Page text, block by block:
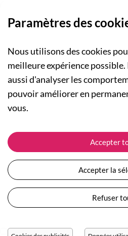
A PROPOS
Qui sommes-nous ?
Actualités
Nos engagements
Plan du site
Devenir revendeur
NOS RUBRIQUES
Collection Femme
Collection Enfants
Les Totebags
Nos différents
ASSISTANCE
Suivre ma commande
Expédition et
Retour et
Moyens de paiement
Questions / Réponses
Conditions générales de vente
Protection des données personnelles
Paramètres des
Nous utilisons des cookies
meilleure expérience
aussi d'analyser les
pouvoir améliorer en
vous.
Accepter
Accepter la
Refuser